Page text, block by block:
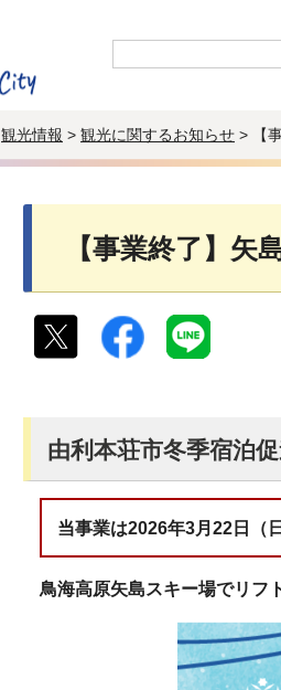
観光情報 > 観光に関するお知らせ > 【
【事業終了】
由利本荘市冬季宿泊
当事業は2026年3月22日（
鳥海高原矢島スキー場でリフ